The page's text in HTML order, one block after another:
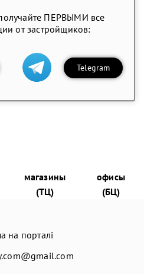
ПЕРВЫМИ все
от застройщиков:
Telegram
магазины
(ТЦ)
офисы
(БЦ)
на порталі